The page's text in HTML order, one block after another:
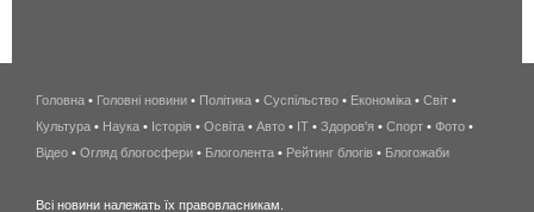
беспроводной
интернет
киев
Головна • Головні новини • Політика • Суспільство • Економіка • Світ •
Культура • Наука • Історія • Освіта • Авто • IT • Здоров'я • Спорт • Фото •
Відео • Огляд блогосфери • Блоголента • Рейтинг блогів • Блогожаби
Всі новини належать їх правовласникам.